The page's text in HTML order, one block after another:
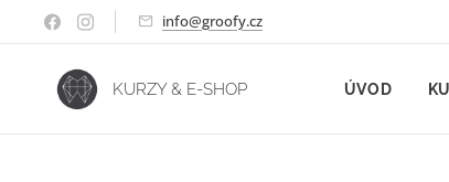
info@groofy.cz
KURZY & E-SHOP ÚVOD